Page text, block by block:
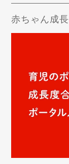
赤ちゃん成